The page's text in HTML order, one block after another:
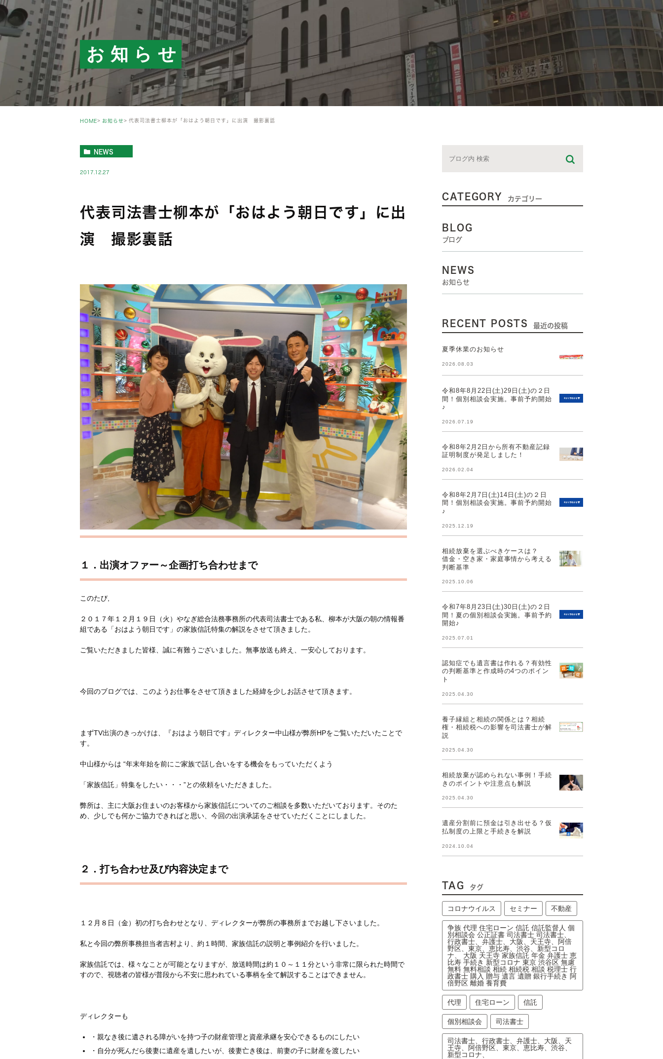
お知らせ
HOME お知らせ 代表司法書士柳本が「おはよう朝日です」に出演 撮影裏話
NEWS
2017.12.27
代表司法書士柳本が「おはよう朝日です」に出
演 撮影裏話
１．出演オファー～企画打ち合わせまで
このたび,
２０１７年１２月１９日（火）やなぎ総合法務事務所の代表司法書士である私、柳本が大阪の朝の情報番
組である「おはよう朝日です」の家族信託特集の解説をさせて頂きました。
ご覧いただきました皆様、誠に有難うございました。無事放送も終え、一安心しております。
今回のブログでは、このようお仕事をさせて頂きました経緯を少しお話させて頂きます。
まずTV出演のきっかけは、『おはよう朝日です』ディレクター中山様が弊所HPをご覧いただいたことで
す。
中山様からは “年末年始を前にご家族で話し合いをする機会をもっていただくよう
「家族信託」特集をしたい・・・”との依頼をいただきました。
弊所は、主に大阪お住まいのお客様から家族信託についてのご相談を多数いただいております。そのた
め、少しでも何かご協力できればと思い、今回の出演承諾をさせていただくことにしました。
２．打ち合わせ及び内容決定まで
１２月８日（金）初の打ち合わせとなり、ディレクターが弊所の事務所までお越し下さいました。
私と今回の弊所事務担当者吉村より、約１時間、家族信託の説明と事例紹介を行いました。
家族信託では、様々なことが可能となりますが、放送時間は約１０～１１分という非常に限られた時間で
すので、視聴者の皆様が普段から不安に思われている事柄を全て解説することはできません。
ディレクターも
・親なき後に遺される障がいを持つ子の財産管理と資産承継を安心できるものにしたい
・自分が死んだら後妻に遺産を遺したいが、後妻亡き後は、前妻の子に財産を渡したい
CATEGORY カテゴリー
BLOG
ブログ
NEWS
お知らせ
RECENT POSTS 最近の投稿
夏季休業のお知らせ
2026.08.03
令和8年8月22日(土)29日(土)の２日
間！個別相談会実施。事前予約開始
♪
2026.07.19
令和8年2月2日から所有不動産記録
証明制度が発足しました！
2026.02.04
令和8年2月7日(土)14日(土)の２日
間！個別相談会実施。事前予約開始
♪
2025.12.19
相続放棄を選ぶべきケースは？
借金・空き家・家庭事情から考える
判断基準
2025.10.06
令和7年8月23日(土)30日(土)の２日
間！夏の個別相談会実施。事前予約
開始♪
2025.07.01
認知症でも遺言書は作れる？有効性
の判断基準と作成時の4つのポイン
ト
2025.04.30
養子縁組と相続の関係とは？相続
権・相続税への影響を司法書士が解
説
2025.04.30
相続放棄が認められない事例！手続
きのポイントや注意点も解説
2025.04.30
遺産分割前に預金は引き出せる？仮
払制度の上限と手続きを解説
2024.10.04
TAG タグ
コロナウイルス セミナー 不動産
争族 代理 住宅ローン 信託 信託監督人 個
別相談会 公正証書 司法書士 司法書士、
行政書士、弁護士、大阪、天王寺、阿倍
野区、東京、恵比寿、渋谷、新型コロ
ナ、 大阪 天王寺 家族信託 年金 弁護士 恵
比寿 手続き 新型コロナ 東京 渋谷区 無慮
無料 無料相談 相続 相続税 相談 税理士 行
政書士 購入 贈与 遺言 遺贈 銀行手続き 阿
倍野区 離婚 養育費
代理 住宅ローン 信託
個別相談会 司法書士
司法書士、行政書士、弁護士、大阪、天
王寺、阿倍野区、東京、恵比寿、渋谷、
新型コロナ、